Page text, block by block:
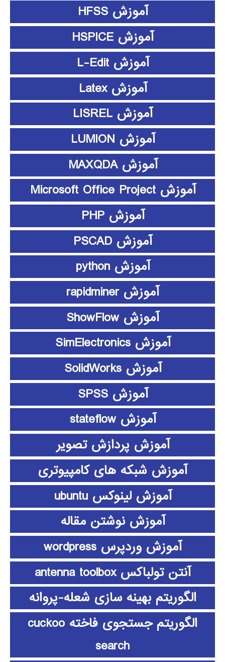
آموزش HFSS
آموزش HSPICE
آموزش L-Edit
آموزش Latex
آموزش LISREL
آموزش LUMION
آموزش MAXQDA
آموزش Microsoft Office Project
آموزش PHP
آموزش PSCAD
آموزش python
آموزش rapidminer
آموزش ShowFlow
آموزش SimElectronics
آموزش SolidWorks
آموزش SPSS
آموزش stateflow
آموزش پردازش تصویر
آموزش شبکه های کامپیوتری
آموزش لینوکس ubuntu
آموزش نوشتن مقاله
آموزش وردپرس wordpress
آنتن تولباکس antenna toolbox
الگوریتم بهینه سازی شعله-پروانه
الگوریتم جستجوی فاخته cuckoo
search